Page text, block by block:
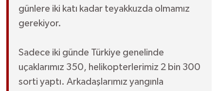
günlere iki katı kadar teyakkuzda olmamız
gerekiyor.
Sadece iki günde Türkiye genelinde
uçaklarımız 350, helikopterlerimiz 2 bin 300
sorti yaptı. Arkadaşlarımız yangınla